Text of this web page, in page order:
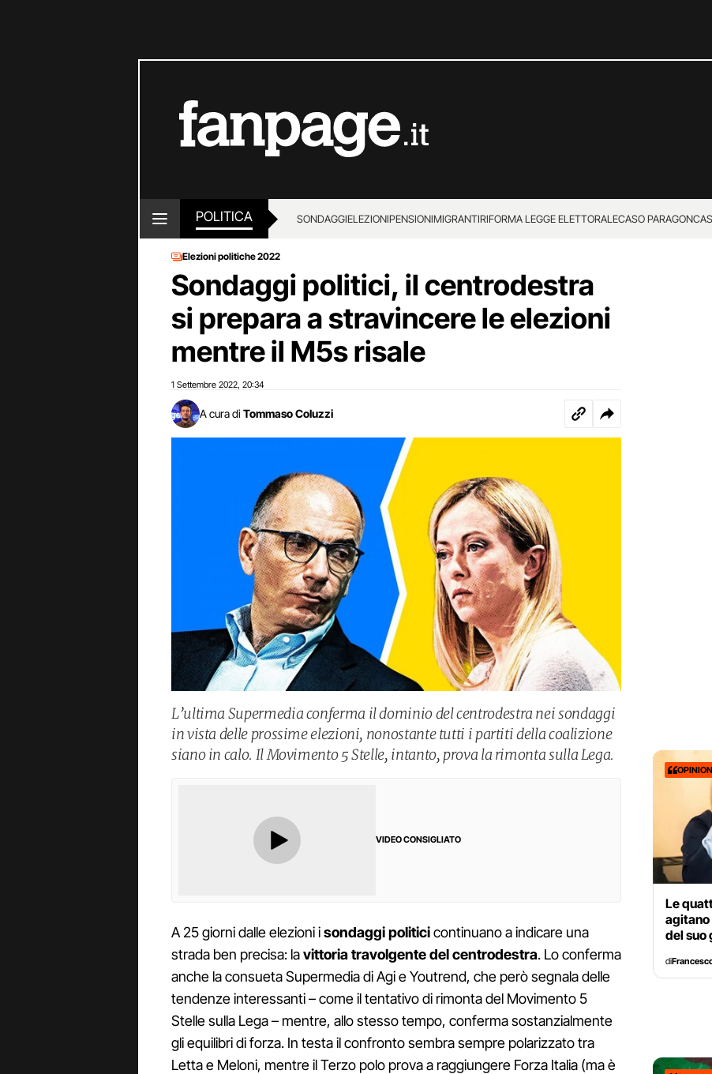
POLITICA SONDAGGIELEZIONIPENSIONIMIGRANTIRIFORMA LEGGE ELETTORALECASO PARAGON
Elezioni politiche 2022
Sondaggi politici, il centrodestra
si prepara a stravincere le elezioni
mentre il M5s risale
1 Settembre 2022 20:34
A cura di Tommaso Coluzzi
L’ultima Supermedia conferma il dominio del centrodestra nei sondaggi
in vista delle prossime elezioni, nonostante tutti i partiti della coalizione
siano in calo. Il Movimento 5 Stelle, intanto, prova la rimonta sulla Lega.
VIDEO CONSIGLIATO
A 25 giorni dalle elezioni isondaggi politicicontinuano a indicare una
strada ben precisa: lavittoria travolgente del centrodestra. Lo conferma
anche la consueta Supermedia di Agi e Youtrend, che però segnala delle
tendenze interessanti – come il tentativo di rimonta del Movimento 5
Stelle sulla Lega – mentre, allo stesso tempo, conferma sostanzialmente
gli equilibri di forza. In testa il confronto sembra sempre polarizzato tra
Letta e Meloni, mentre il Terzo polo prova a raggiungere Forza Italia (ma è
Le
agitano
del suo
di